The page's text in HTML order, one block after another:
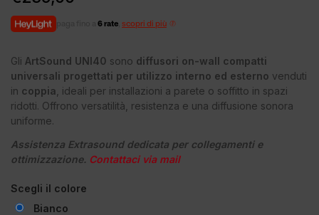
6 rate scopri di più
Gli ArtSound UNI40 sono diffusori on-wall compatti
universali progettati per utilizzo interno ed esterno venduti
in coppia , ideali per installazioni a parete o soffitto in spazi
ridotti. Offrono versatilità, resistenza e una diffusione sonora
uniforme.
Assistenza Extrasound dedicata per collegamenti e
ottimizzazione. Contattaci via mail
Scegli il colore
Bianco